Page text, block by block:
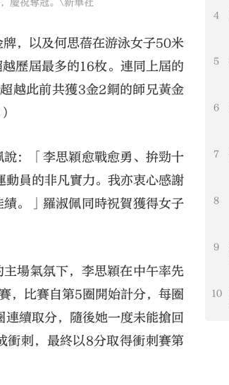
慶祝奪冠。\新華社
，以及何思蓓在游泳女子50米
歷屆最多的16枚。連同上屆的
越此前共獲3金2銅的師兄黃金
：「李思穎愈戰愈勇、拚勁十
員的非凡實力。我亦衷心感謝
。」羅淑佩同時祝賀獲得女子
場氣氛下，李思穎在中午率先
，比賽自第5圈開始計分，每圈
續取分，隨後她一度未能搶回
衝刺，最終以8分取得衝刺賽第
4
5
6
7
8
9
10